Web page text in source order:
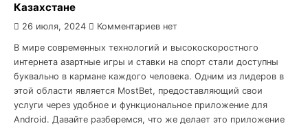
Казахстане
26 июля, 2024 Комментариев нет
В мире современных технологий и высокоскоростного
интернета азартные игры и ставки на спорт стали доступны
буквально в кармане каждого человека. Одним из лидеров в
этой области является MostBet, предоставляющий свои
услуги через удобное и функциональное приложение для
Android. Давайте разберемся, что же делает это приложение